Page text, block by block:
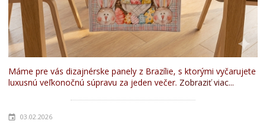
Máme pre vás dizajnérske panely z Brazílie, s ktorými vyčarujete
luxusnú veľkonočnú súpravu za jeden večer. Zobraziť viac...
03.02.2026